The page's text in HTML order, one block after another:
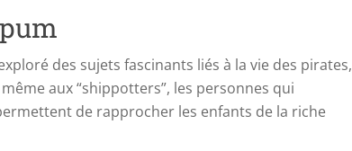
des sujets fascinants liés à la vie des pirates,
aux “shippotters”, les personnes qui
de rapprocher les enfants de la riche